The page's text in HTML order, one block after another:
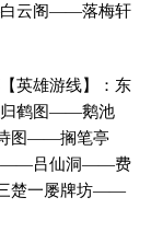
云阁——落梅轩
英雄游线】：东
鹤图——鹅池
图——搁笔亭
吕仙洞——费
楚一屡牌坊——